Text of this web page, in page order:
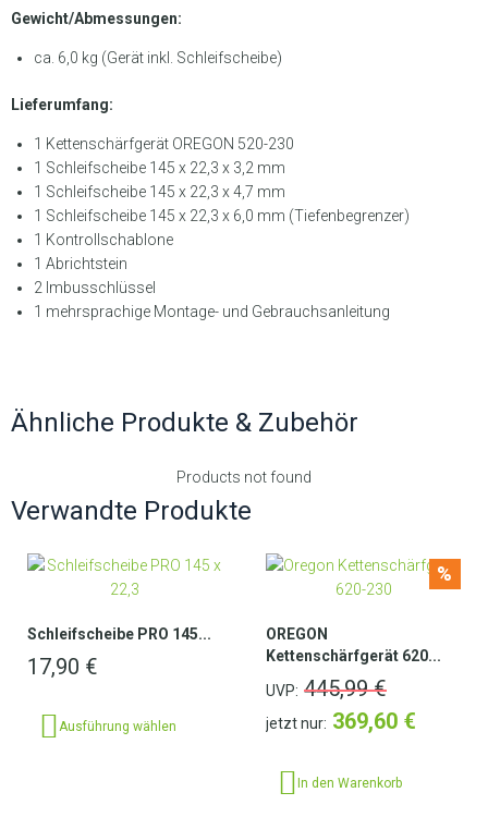
Gewicht/Abmessungen:
ca. 6,0 kg (Gerät inkl. Schleifscheibe)
Lieferumfang:
1 Kettenschärfgerät OREGON 520-230
1 Schleifscheibe 145 x 22,3 x 3,2 mm
1 Schleifscheibe 145 x 22,3 x 4,7 mm
1 Schleifscheibe 145 x 22,3 x 6,0 mm (Tiefenbegrenzer)
1 Kontrollschablone
1 Abrichtstein
2 Imbusschlüssel
1 mehrsprachige Montage- und Gebrauchsanleitung
Ähnliche Produkte & Zubehör
Products not found
Verwandte Produkte
Schleifscheibe PRO 145...
17,90 €
Ausführung wählen
%
OREGON
Kettenschärfgerät 620...
UVP: 445,99€
jetzt nur: 369,60 €
In den Warenkorb